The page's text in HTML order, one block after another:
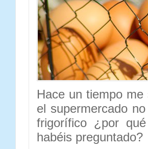
Hace un tiempo
el supermercado
frigorífico ¿por
habéis preguntado?